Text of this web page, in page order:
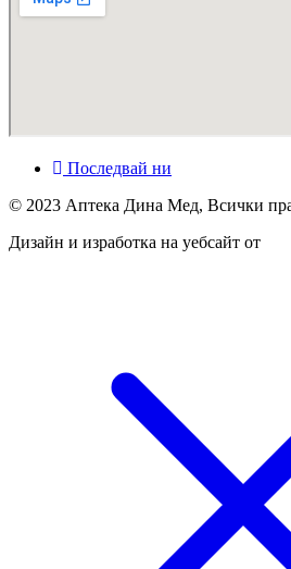
Последвай ни
© 2023 Аптека Дина Мед, Всички
Дизайн и изработка на уебсайт от